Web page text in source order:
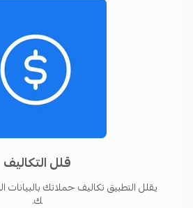
قلل التكاليف
يقلل التطبيق تكاليف حملاتك بالبيانات
ك.